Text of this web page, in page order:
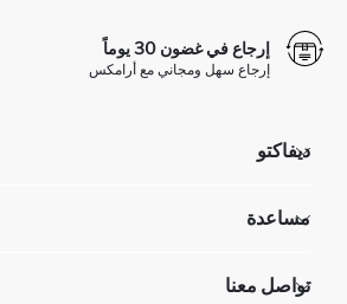
إرجاع في غضون 30 يوماً
إرجاع سهل ومجاني مع أرامكس
ديفاكتو
تعرف علينا
مساعدة
عمليات الارجاع و الاستبدال السهلة
تواصل معنا